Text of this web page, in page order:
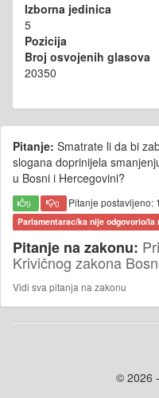
Izborna jedinica
5
Pozicija
Broj osvojenih glasova
20350
Pitanje: Smatrate li da bi
slogana doprinijela
u Bosni i Hercegovini?
0 0 Pitanje postavljeno:
Parlamentarac/ka nije odgovorio/la
Pitanje na zakonu:
Krivičnog zakona
Vidi sva pitanja na zakonu
© 2026